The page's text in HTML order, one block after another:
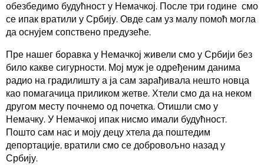
обезбедимо будућност у Немачкој. После три године смо
се ипак вратили у Србију. Овде сам уз малу помоћ могла
да оснујем сопствено предузеће.
Пре нашег боравка у Немачкој живели смо у Србији без
било какве сигурности. Мој муж је одређеним данима
радио на градилишту а ја сам зарађивала нешто новца
као помагачица приликом жетве. Хтели смо да на неком
другом месту почнемо од почетка. Отишли смо у
Немачку. У Немачкој ипак нисмо имали будућност.
Пошто сам нас и моју децу хтела да поштедим
депортације, вратили смо се добровољно назад у
Србију.